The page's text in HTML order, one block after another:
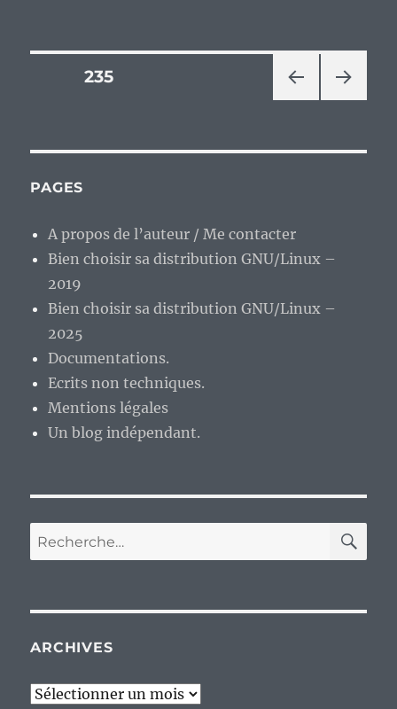
Pagination
publications
CÉD
PAGE235
ANT
PAGES
A propos de l’auteur / Me contacter
Bien choisir sa distribution GNU/Linux –
2019
Bien choisir sa distribution GNU/Linux –
2025
Documentations.
Ecrits non techniques.
Mentions légales
Un blog indépendant.
Recherche
pour :
ARCHIVES
Archives